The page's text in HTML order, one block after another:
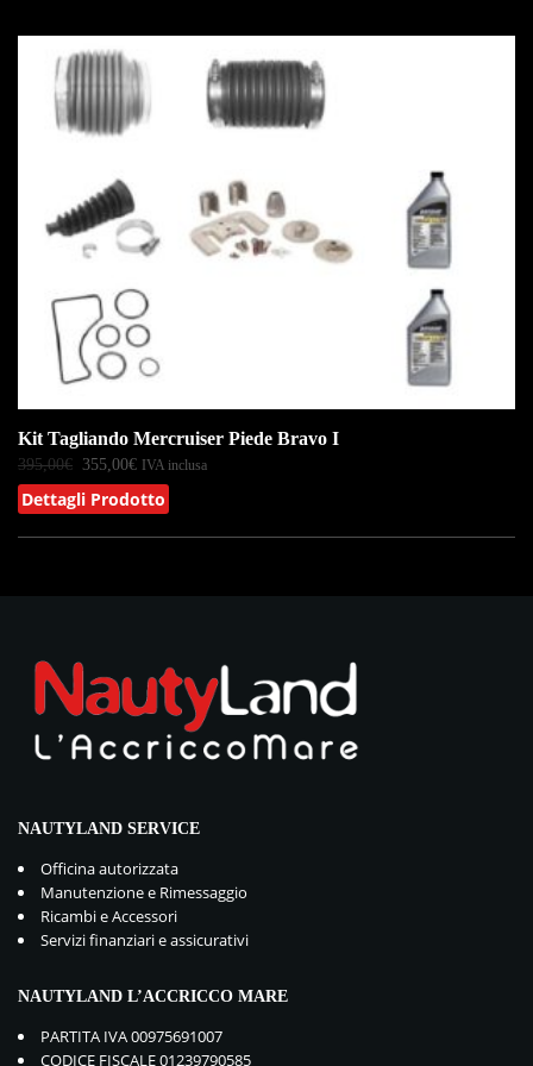
IN OFFERTA!
Kit Tagliando Mercruiser Piede Bravo I
395,00€ 355,00€ IVA inclusa
Dettagli Prodotto
NAUTYLAND SERVICE
Officina autorizzata
Manutenzione e Rimessaggio
Ricambi e Accessori
Servizi finanziari e assicurativi
NAUTYLAND L’ACCRICCO MARE
PARTITA IVA 00975691007
CODICE FISCALE 01239790585